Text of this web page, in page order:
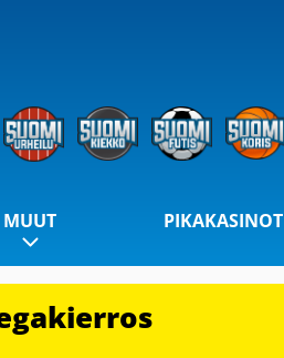
MUUT PIKAKASINOT